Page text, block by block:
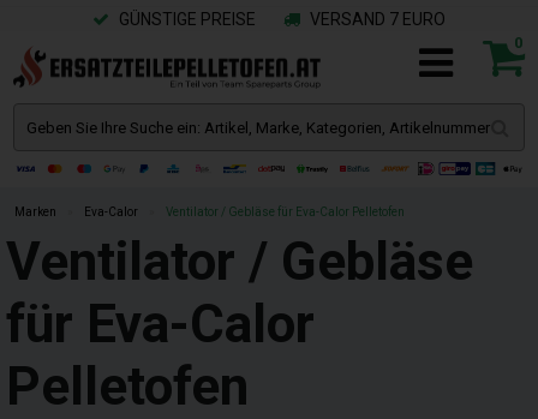
GÜNSTIGE PREISE VERSAND 7 EURO
0
Marken Eva-Calor Ventilator / Gebläse für Eva-Calor Pelletofen
Ventilator / Gebläse
für Eva-Calor
Pelletofen